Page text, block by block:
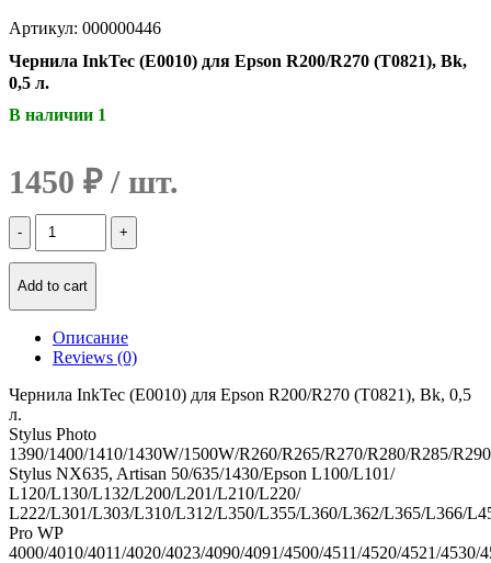
Артикул: 000000446
Чернила InkTec (E0010) для Epson R200/R270 (T0821), Bk,
0,5 л.
В наличии 1
1450 ₽
Количество
Чернила
InkTec
(E0010)
R200/R270
(T0821),
0,5
л.
Add to cart
Описание
Reviews (0)
Чернила InkTec (E0010) для Epson R200/R270 (T0821), Bk, 0,5
л.
Stylus Photo
1390/1400/1410/1430W/1500W/R260/R265/R270/R280/R285/
Stylus NX635, Artisan 50/635/1430/Epson L100/L101/
L120/L130/L132/L200/L201/L210/L220/
L222/L301/L303/L310/L312/L350/L355/L360/L362/L365/L366/
Pro WP
4000/4010/4011/4020/4023/4090/4091/4500/4511/4520/4521/